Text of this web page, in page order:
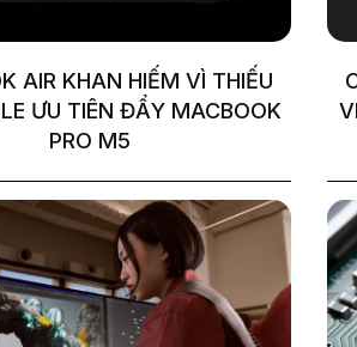
AIR KHAN HIẾM VÌ THIẾU
ƯU TIÊN ĐẨY MACBOOK
PRO M5